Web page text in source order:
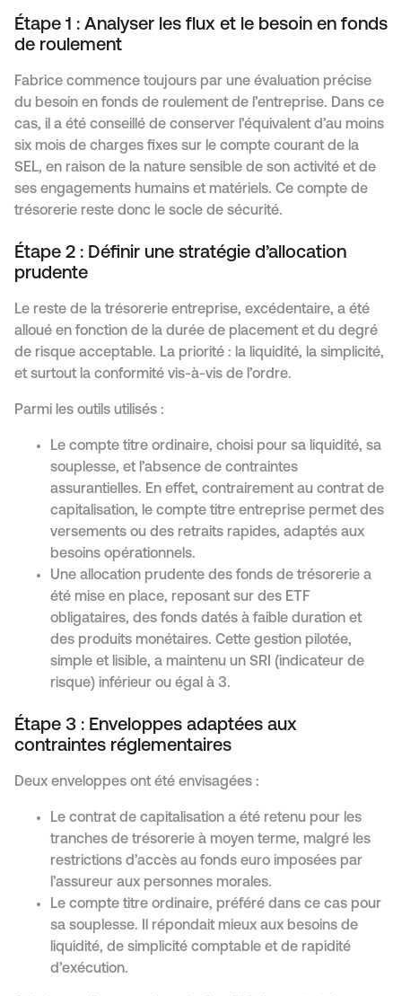
Étape 1 : Analyser les flux et le besoin en fonds
de roulement
Fabrice commence toujours par une évaluation précise
du besoin en fonds de roulement de l’entreprise. Dans ce
cas, il a été conseillé de conserver l’équivalent d’au moins
six mois de charges fixes sur le compte courant de la
SEL, en raison de la nature sensible de son activité et de
ses engagements humains et matériels. Ce compte de
trésorerie reste donc le socle de sécurité.
Étape 2 : Définir une stratégie d’allocation
prudente
Le reste de la trésorerie entreprise, excédentaire, a été
alloué en fonction de la durée de placement et du degré
de risque acceptable. La priorité : la liquidité, la simplicité,
et surtout la conformité vis-à-vis de l’ordre.
Parmi les outils utilisés :
Le compte titre ordinaire, choisi pour sa liquidité, sa
souplesse, et l’absence de contraintes
assurantielles. En effet, contrairement au contrat de
capitalisation, le compte titre entreprise permet des
versements ou des retraits rapides, adaptés aux
besoins opérationnels.
Une allocation prudente des fonds de trésorerie a
été mise en place, reposant sur des ETF
obligataires, des fonds datés à faible duration et
des produits monétaires. Cette gestion pilotée,
simple et lisible, a maintenu un SRI (indicateur de
risque) inférieur ou égal à 3.
Étape 3 : Enveloppes adaptées aux
contraintes réglementaires
Deux enveloppes ont été envisagées :
Le contrat de capitalisation a été retenu pour les
tranches de trésorerie à moyen terme, malgré les
restrictions d’accès au fonds euro imposées par
l’assureur aux personnes morales.
Le compte titre ordinaire, préféré dans ce cas pour
sa souplesse. Il répondait mieux aux besoins de
liquidité, de simplicité comptable et de rapidité
d’exécution.